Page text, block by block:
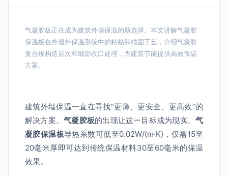
气凝胶板正在成为建筑外墙保温的新选择。本文讲解气凝胶
保温板在外墙外保温系统中的粘贴和锚固工艺，介绍气凝胶
复合板构造层次和细部收口处理，为建筑节能提供高效保温
方案。
建筑外墙保温一直在寻找“更薄、更安全、更高效”的
解决方案。气凝胶板的出现让这一目标成为现实。气
凝胶保温板导热系数可低至0.02W/(m·K)，仅需15至
20毫米厚即可达到传统保温材料30至60毫米的保温
效果。